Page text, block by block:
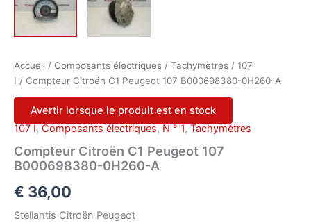
Accueil / Composants électriques / Tachymètres / 107
I / Compteur Citroën C1 Peugeot 107 B000698380-0H260-A
Avertir lorsque le produit est en stock
107 I, Composants électriques, N ° 1, Tachymètres
Compteur Citroën C1 Peugeot 107
B000698380-0H260-A
€ 36,00
Stellantis Citroën Peugeot